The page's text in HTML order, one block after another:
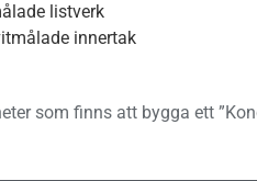
listverk
innertak
som finns att bygga ett